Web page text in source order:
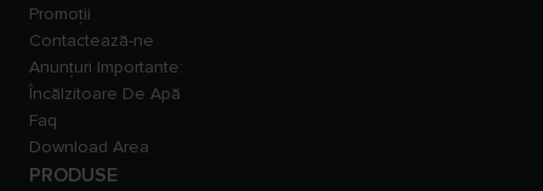
Promoții
Contactează-ne
Anunțuri Importante:
Încălzitoare De Apă
Faq
Download Area
PRODUSE